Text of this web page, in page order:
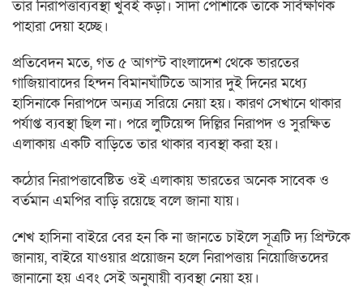
তার নিরাপত্তাব্যবস্থা খুবই কড়া। সাদা পোশাকে তাকে সার্বক্ষণিক
পাহারা দেয়া হচ্ছে।
প্রতিবেদন মতে, গত ৫ আগস্ট বাংলাদেশ থেকে ভারতের
গাজিয়াবাদের হিন্দন বিমানঘাঁটিতে আসার দুই দিনের মধ্যে
হাসিনাকে নিরাপদে অন্যত্র সরিয়ে নেয়া হয়। কারণ সেখানে থাকার
পর্যাপ্ত ব্যবস্থা ছিল না। পরে লুটিয়েন্স দিল্লির নিরাপদ ও সুরক্ষিত
এলাকায় একটি বাড়িতে তার থাকার ব্যবস্থা করা হয়।
কঠোর নিরাপত্তাবেষ্টিত ওই এলাকায় ভারতের অনেক সাবেক ও
বর্তমান এমপির বাড়ি রয়েছে বলে জানা যায়।
শেখ হাসিনা বাইরে বের হন কি না জানতে চাইলে সূত্রটি দ্য প্রিন্টকে
জানায়, বাইরে যাওয়ার প্রয়োজন হলে নিরাপত্তায় নিয়োজিতদের
জানানো হয় এবং সেই অনুযায়ী ব্যবস্থা নেয়া হয়।